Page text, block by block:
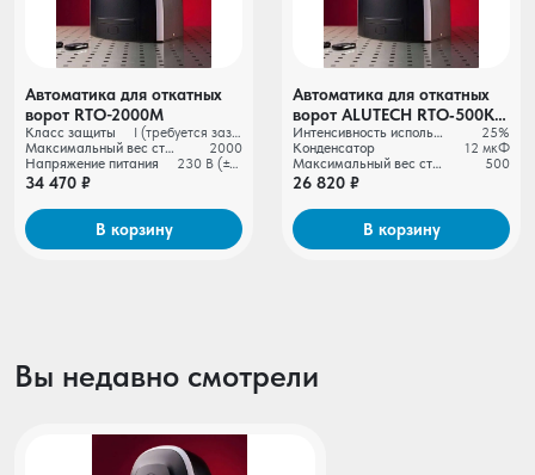
Автоматика для откатных
ворот RTО-2000M
Класс защиты
I (требуется заземление)
Максимальный вес створки ворот, кг
2000
Напряжение питания
230 В (±10%)
34 470 ₽
В корзину
Автоматика для откатных
ворот ALUTECH RTO‑500KIT
+ беспроводные
фотоэлементы LM⁠‑LB
Интенсивность использования
25%
Конденсатор
12 мкФ
Максимальный вес створки ворот, кг
500
26 820 ₽
В корзину
Вы недавно смотрели